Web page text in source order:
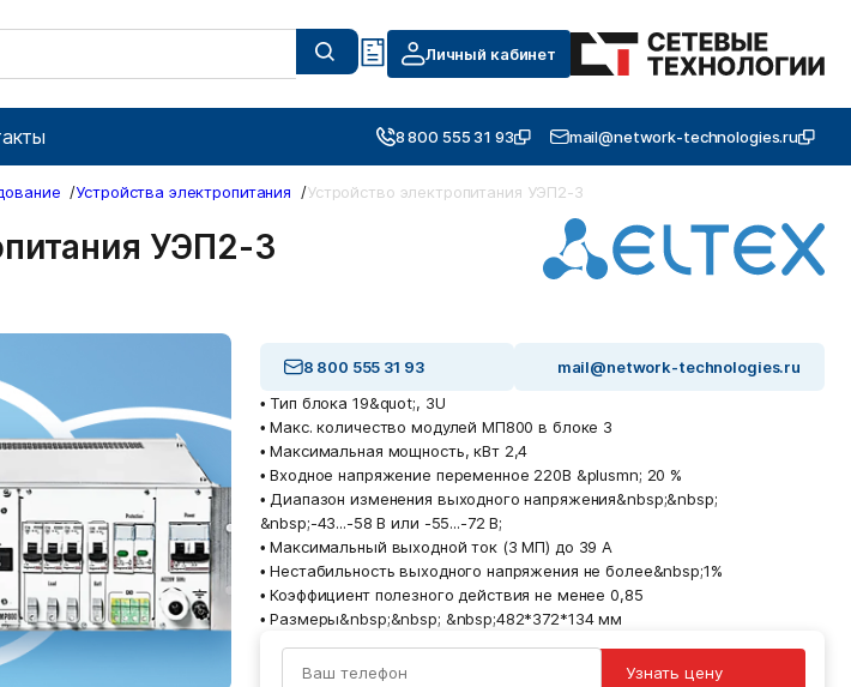
Личный кабинет
8 800 555 31 93 mail@network-technologies.ru
/Устройства электропитания /Устройство электропитания УЭП2-3
УЭП2-3
8 800 555 31 93
mail@network-technologies.ru
• Тип блока 19&quot;, 3U
• Макс. количество модулей МП800 в блоке 3
• Максимальная мощность, кВт 2,4
• Входное напряжение переменное 220В &plusmn; 20 %
• Диапазон изменения выходного напряжения&nbsp;&nbsp;
&nbsp;-43...-58 В или -55...-72 В;
• Максимальный выходной ток (3 МП) до 39 А
• Нестабильность выходного напряжения не более&nbsp;1%
• Коэффициент полезного действия не менее 0,85
• Размеры&nbsp;&nbsp; &nbsp;482*372*134 мм
Узнать цену